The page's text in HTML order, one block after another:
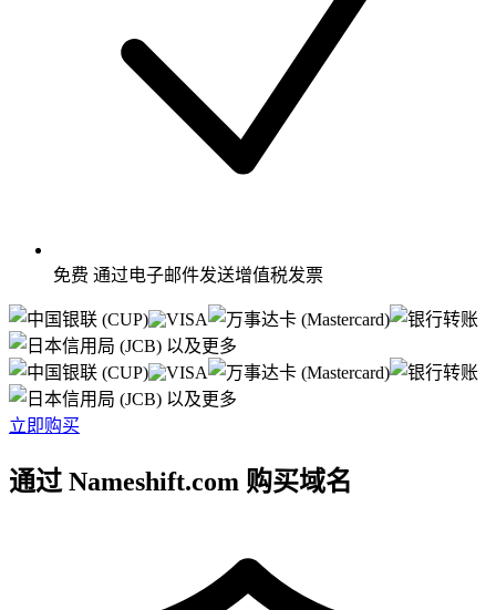
免费 通过电子邮件发送增值税发票
以及更多
以及更多
立即购买
通过 Nameshift.com 购买域名